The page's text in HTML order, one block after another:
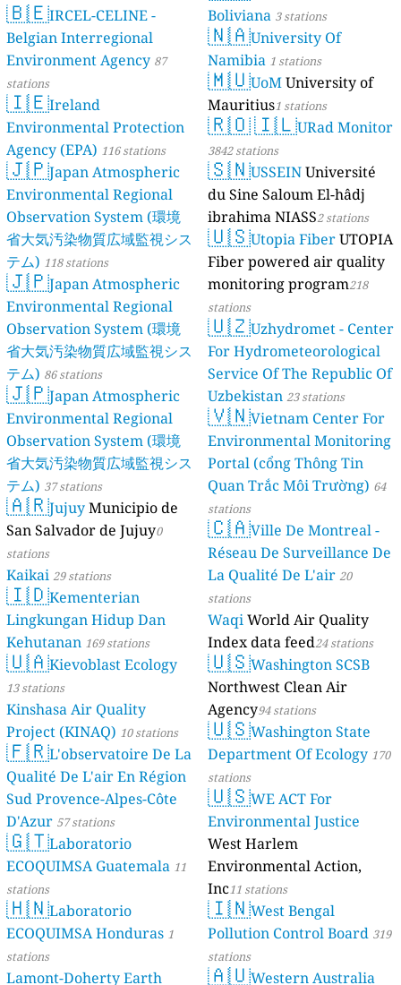
🇧🇪IRCEL-CELINE -
Belgian Interregional
Environment Agency 87
stations
🇮🇪Ireland
Environmental Protection
Agency (EPA) 116 stations
🇯🇵Japan Atmospheric
Environmental Regional
Observation System (環境
省大気汚染物質広域監視シス
テム) 118 stations
🇯🇵Japan Atmospheric
Environmental Regional
Observation System (環境
省大気汚染物質広域監視シス
テム) 86 stations
🇯🇵Japan Atmospheric
Environmental Regional
Observation System (環境
省大気汚染物質広域監視シス
テム) 37 stations
🇦🇷Jujuy Municipio de
San Salvador de Jujuy0
stations
Kaikai 29 stations
🇮🇩Kementerian
Lingkungan Hidup Dan
Kehutanan 169 stations
🇺🇦Kievoblast Ecology
13 stations
Kinshasa Air Quality
Project (KINAQ) 10 stations
🇫🇷L'observatoire De La
Qualité De L'air En Région
Sud Provence-Alpes-Côte
D'Azur 57 stations
🇬🇹Laboratorio
ECOQUIMSA Guatemala 11
stations
🇭🇳Laboratorio
ECOQUIMSA Honduras 1
stations
Lamont-Doherty Earth
Boliviana 3 stations
🇳🇦University Of
Namibia 1 stations
🇲🇺UoMUniversity of
Mauritius1 stations
🇷🇴🇮🇱URad Monitor
3842 stations
🇸🇳USSEINUniversité
du Sine Saloum El-hâdj
ibrahima NIASS2 stations
🇺🇸Utopia FiberUTOPIA
Fiber powered air quality
monitoring program218
stations
🇺🇿Uzhydromet - Center
For Hydrometeorological
Service Of The Republic Of
Uzbekistan 23 stations
🇻🇳Vietnam Center For
Environmental Monitoring
Portal (cổng Thông Tin
Quan Trắc Môi Trường) 64
stations
🇨🇦Ville De Montreal -
Réseau De Surveillance De
La Qualité De L'air 20
stations
WaqiWorld Air Quality
Index data feed24 stations
🇺🇸Washington SCSB
Northwest Clean Air
Agency94 stations
🇺🇸Washington State
Department Of Ecology 170
stations
🇺🇸WE ACT For
Environmental Justice
West Harlem
Environmental Action,
Inc11 stations
🇮🇳West Bengal
Pollution Control Board 319
stations
🇦🇺Western Australia